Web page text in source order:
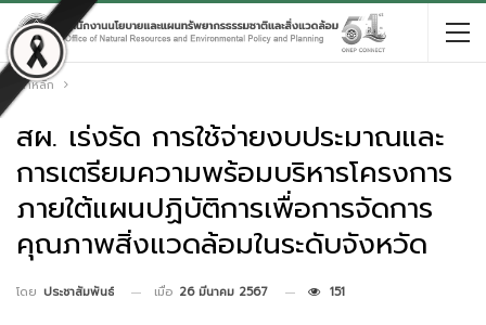
หน้าหลัก
สผ. เร่งรัด การใช้จ่ายงบประมาณและ
การเตรียมความพร้อมบริหารโครงการ
ภายใต้แผนปฏิบัติการเพื่อการจัดการ
คุณภาพสิ่งแวดล้อมในระดับจังหวัด
โดย ประชาสัมพันธ์ เมื่อ 26 มีนาคม 2567 151